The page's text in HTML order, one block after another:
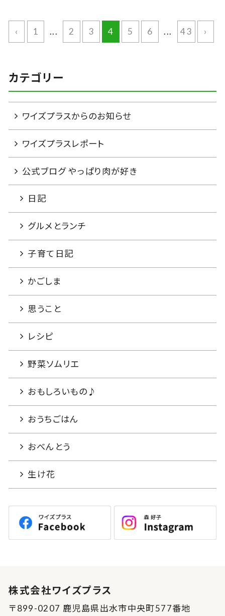
1
‹ ... 2 3 4 5 6 ... ›
43
カテゴリー
ワイズプラスからのお知らせ
ワイズプラスレポート
公式ブログ やっぱり肉が好き
日記
グルメとランチ
子育て日記
かごしま
思うこと
レシピ
野菜ソムリエ
おもしろいもの♪
おうちごはん
おべんとう
生け花
株式会社ワイズプラス
〒899-0207 鹿児島県出水市中央町577番地